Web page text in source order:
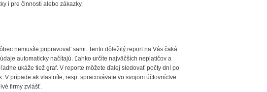
i pre činnosti alebo zákazky.
nemusíte pripravovať sami. Tento dôležitý report na Vás čaká
automaticky načítajú. Ľahko určíte najväčších neplatičov a
ukáže tiež graf. V reporte môžete ďalej sledovať počty dní po
prípade ak vlastníte, resp. spracovávate vo svojom účtovníctve
firmy zvlášť.